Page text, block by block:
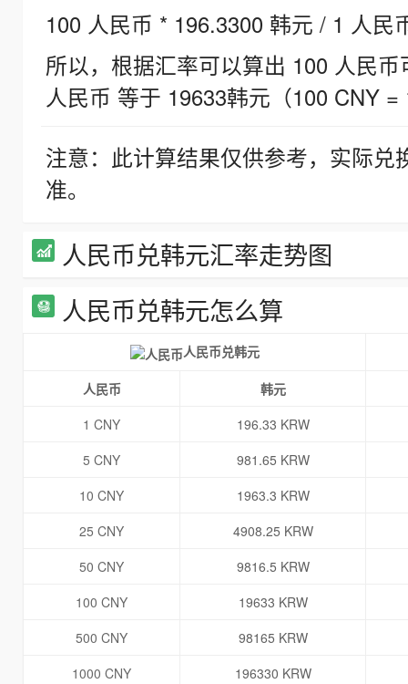
100 人民币 * 196.3300 韩元 / 1 人民
所以，根据汇率可以算出 100 人民
人民币 等于 19633韩元（100 CNY =
注意：此计算结果仅供参考，实际
准。
人民币兑韩元汇率走势图
人民币兑韩元怎么算
人民币兑韩元
人民币
韩元
1 CNY
196.33 KRW
5 CNY
981.65 KRW
10 CNY
1963.3 KRW
25 CNY
4908.25 KRW
50 CNY
9816.5 KRW
100 CNY
19633 KRW
500 CNY
98165 KRW
1000 CNY
196330 KRW